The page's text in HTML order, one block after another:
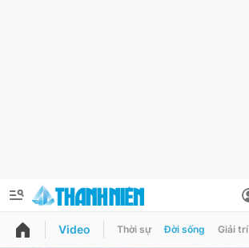
QUẢNG CÁO
Video Thời sự Đời sống Giải trí